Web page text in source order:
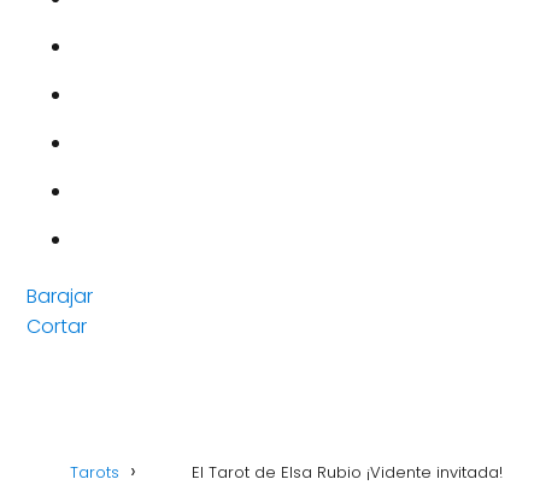
Barajar
Cortar
Tarots El Tarot de Elsa Rubio ¡Vidente invitada!